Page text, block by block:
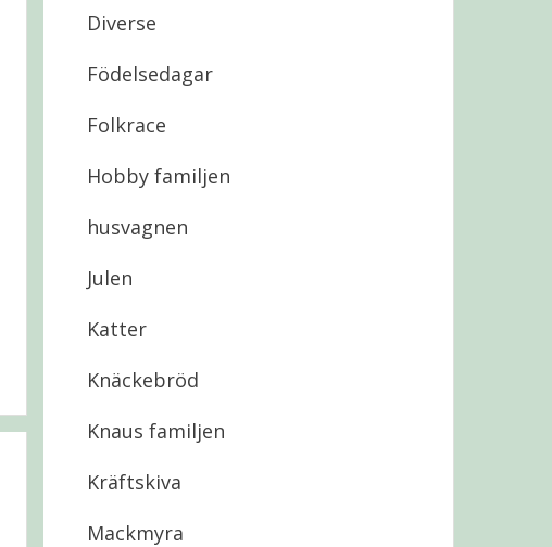
Diverse
Födelsedagar
Folkrace
Hobby familjen
husvagnen
Julen
Katter
Knäckebröd
Knaus familjen
Kräftskiva
Mackmyra